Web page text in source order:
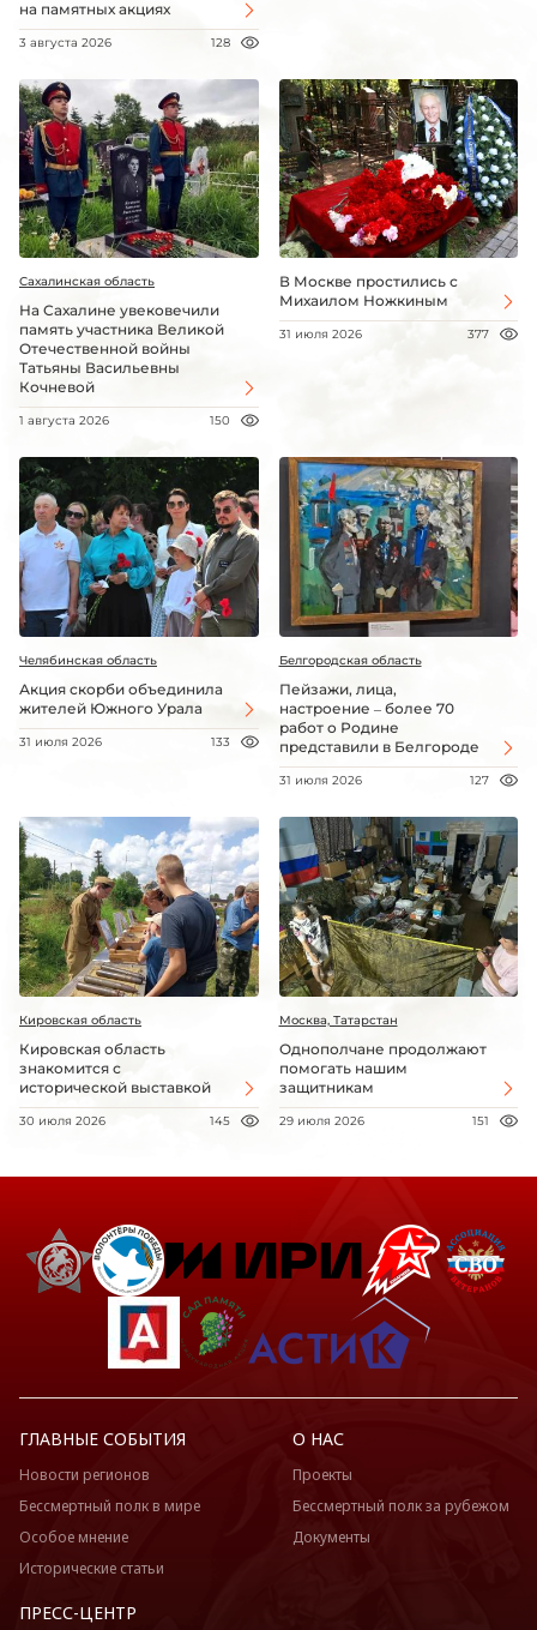
на памятных акциях
3 августа 2026 128
Сахалинская область
На Сахалине увековечили
память участника Великой
Отечественной войны
Татьяны Васильевны
Кочневой
1 августа 2026 150
В Москве простились с
Михаилом Ножкиным
31 июля 2026 377
Челябинская область
Акция скорби объединила
жителей Южного Урала
31 июля 2026 133
Белгородская область
Пейзажи, лица,
настроение – более 70
работ о Родине
представили в Белгороде
31 июля 2026 127
Кировская область
Кировская область
знакомится с
исторической выставкой
30 июля 2026 145
Москва, Татарстан
Однополчане продолжают
помогать нашим
защитникам
29 июля 2026 151
ГЛАВНЫЕ СОБЫТИЯ
Новости регионов
Бессмертный полк в мире
Особое мнение
Исторические статьи
О НАС
Проекты
Бессмертный полк за рубежом
Документы
ПРЕСС-ЦЕНТР